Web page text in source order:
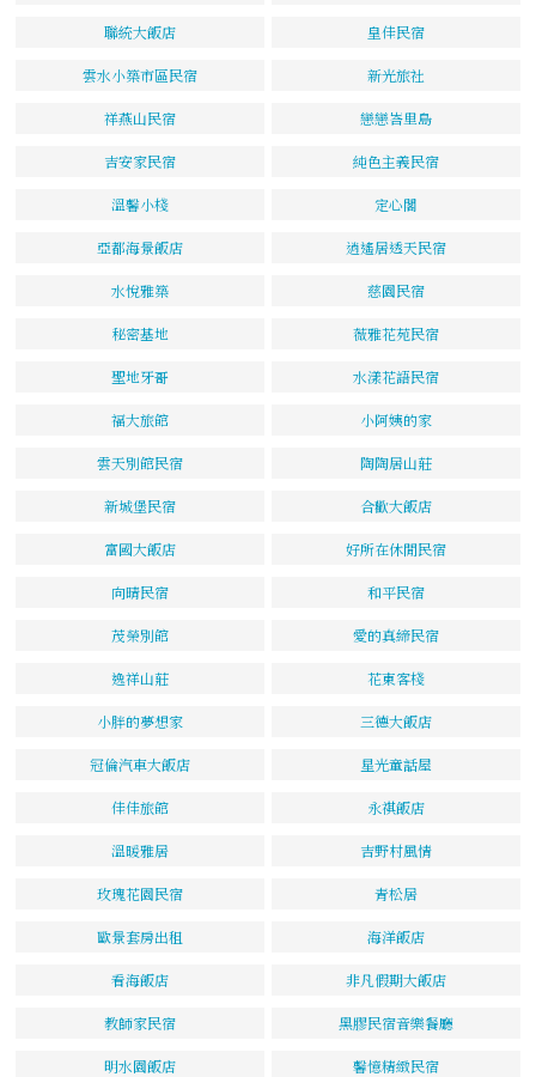
聯統大飯店 皇佳民宿
雲水小築市區民宿 新光旅社
祥燕山民宿 戀戀峇里島
吉安家民宿 純色主義民宿
溫馨小棧 定心閣
亞都海景飯店 逍遙居透天民宿
水悅雅築 慈園民宿
秘密基地 薇雅花苑民宿
聖地牙哥 水漾花語民宿
福大旅館 小阿姨的家
雲天別館民宿 陶陶居山莊
新城堡民宿 合歡大飯店
富國大飯店 好所在休閒民宿
向晴民宿 和平民宿
茂榮別館 愛的真締民宿
逸祥山莊 花東客棧
小胖的夢想家 三德大飯店
冠倫汽車大飯店 星光童話屋
佳佳旅館 永祺飯店
溫暖雅居 吉野村風情
玫瑰花園民宿 青松居
歐景套房出租 海洋飯店
看海飯店 非凡假期大飯店
教師家民宿 黑膠民宿音樂餐廳
明水園飯店 馨憶精緻民宿